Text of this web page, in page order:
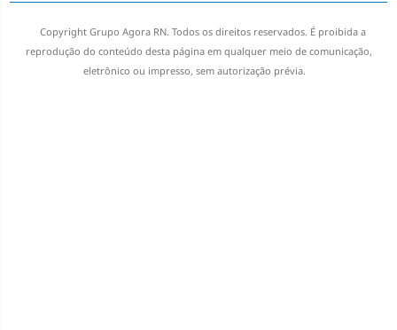
Copyright Grupo Agora RN. Todos os direitos reservados. É proibida a
reprodução do conteúdo desta página em qualquer meio de comunicação,
eletrônico ou impresso, sem autorização prévia.